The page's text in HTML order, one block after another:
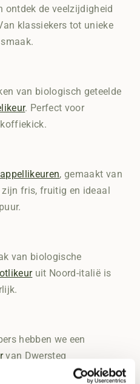
ontdek de veelzijdigheid
klassiekers tot unieke
van biologisch geteelde
. Perfect voor
koffiekick.
, gemaakt van
fris, fruitig en ideaal
van biologische
uit Noord-italië is
hebben we een
van Dwersteg
de fijnste biologische